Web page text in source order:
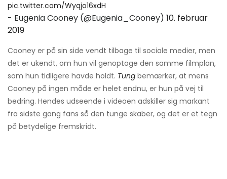
pic.twitter.com/Wyqjo16xdH
- Eugenia Cooney (@Eugenia_Cooney) 10. februar
2019
Cooney er på sin side vendt tilbage til sociale medier, men
det er ukendt, om hun vil genoptage den samme filmplan,
som hun tidligere havde holdt. Tung bemærker, at mens
Cooney på ingen måde er helet endnu, er hun på vej til
bedring. Hendes udseende i videoen adskiller sig markant
fra sidste gang fans så den tunge skaber, og det er et tegn
på betydelige fremskridt.